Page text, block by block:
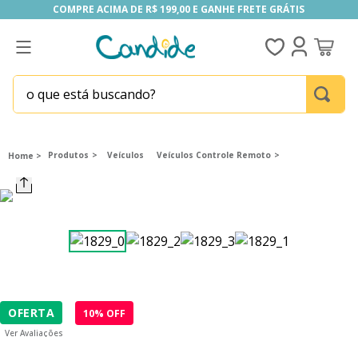
COMPRE ACIMA DE R$ 199,00 E GANHE FRETE GRÁTIS
COMPRE ACIMA DE R$ 199,00 E GANHE FRETE GRÁTIS
o que está buscando?
Produtos Veículos Veículos Controle Remoto
OFERTA 10% OFF
Ver Avaliações
4º
funko
7º